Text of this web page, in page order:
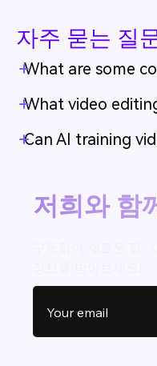
자주 묻는 질
What are some
What video
Can AI training
저희와 함